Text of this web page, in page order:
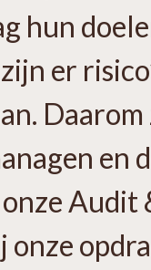
hun
er
onze